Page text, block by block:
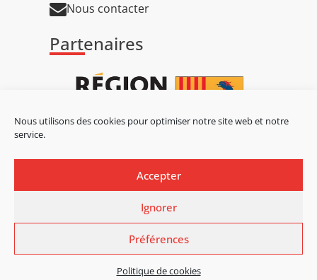
Nous utilisons des cookies pour optimiser notre site web et notre
service.
Accepter
Ignorer
Préférences
Politique de cookies
Nous contacter
Partenaires
Accessibilité : partiellement conforme
Site réalisé par le SICTIAM